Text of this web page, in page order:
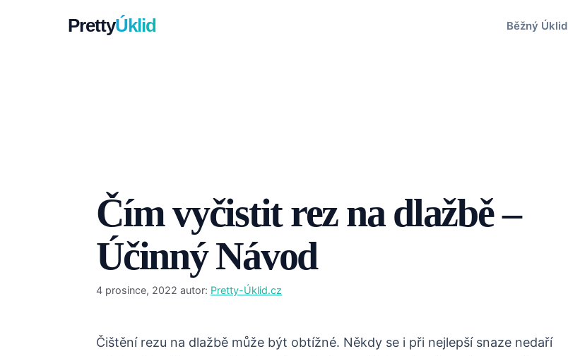
PrettyÚklid Běžný Úklid
Čím vyčistit rez na dlažbě –
Účinný Návod
4 prosince, 2022 autor: Pretty-Úklid.cz
Čištění rezu na dlažbě může být obtížné. Někdy se i při nejlepší snaze nedaří